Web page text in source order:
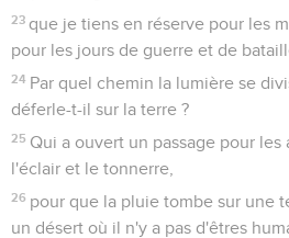
23 que je tiens en réserve pour les
pour les jours de guerre et de
24 Par quel chemin la lumière se
déferle-t-il sur la terre ?
25 Qui a ouvert un passage pour
l'éclair et le tonnerre,
26 pour que la pluie tombe sur une
un désert où il n'y a pas d'êtres